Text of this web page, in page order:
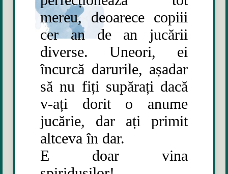
mereu, deoarece copiii
cer an de an jucării
diverse. Uneori, ei
încurcă darurile, așadar
să nu fiți supărați dacă
v-ați dorit o anume
jucărie, dar ați primit
altceva în dar.
E doar vina